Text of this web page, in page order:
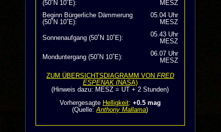
(50˚N 10˚E):
MESZ
Beginn Bürgerliche Dämmerung
(50˚N 10˚E):
05.04 Uhr
MESZ
Sonnenaufgang (50˚N 10˚E):
05.43 Uhr
MESZ
Monduntergang (50˚N 10˚E):
06.07 Uhr
MESZ
ZUM ÜBERSICHTSDIAGRAMM VON FRED
ESPENAK (NASA)
(Hinweis dazu: MESZ = UT + 2 Stunden)
Vorhergesagte Helligkeit: +0.5 mag
(Quelle:Anthony Mallama)